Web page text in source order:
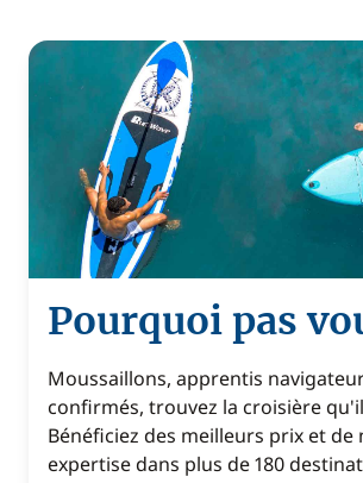
Pourquoi pas
Moussaillons, apprentis
confirmés, trouvez la croisière
Bénéficiez des meilleurs prix et de
expertise dans plus de 180